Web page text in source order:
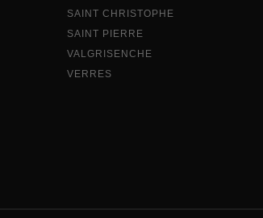
SAINT CHRISTOPHE
SAINT PIERRE
VALGRISENCHE
VERRES